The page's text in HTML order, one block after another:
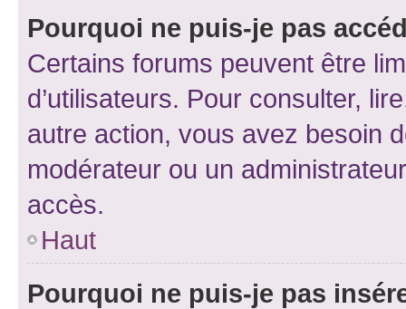
Pourquoi ne puis-je pas
Certains forums peuvent être
d’utilisateurs. Pour consulter,
autre action, vous avez besoin
modérateur ou un
accès.
Haut
Pourquoi ne puis-je pas